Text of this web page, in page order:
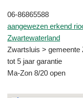
06-86865588
aangewezen erkend
Zwartewaterland
Zwartsluis > gemeente
tot 5 jaar garantie
Ma-Zon 8/20 open